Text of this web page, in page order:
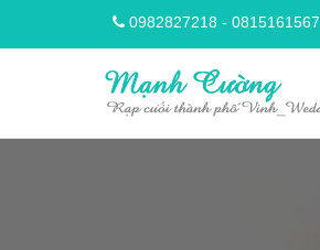
0982827218 - 0815161567